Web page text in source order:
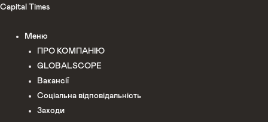
Перейти
вмісту
Capital Times
Меню
ПРО КОМПАНІЮ
GLOBALSCOPE
Вакансії
Соціальна відповідальність
Заходи